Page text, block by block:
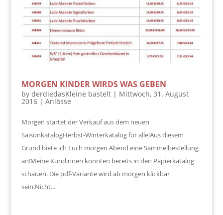
MORGEN KINDER WIRDS WAS GEBEN
by derdiedasKleine bastelt| Mittwoch, 31. August
2016| Anlässe
Morgen startet der Verkauf aus dem neuen
SaisonkatalogHerbst-Winterkatalog für alle!Aus diesem
Grund biete ich Euch morgen Abend eine Sammelbestellung
an!Meine Kundinnen konnten bereits in den Papierkatalog
schauen. Die pdf-Variante wird ab morgen klickbar
sein.Nicht...